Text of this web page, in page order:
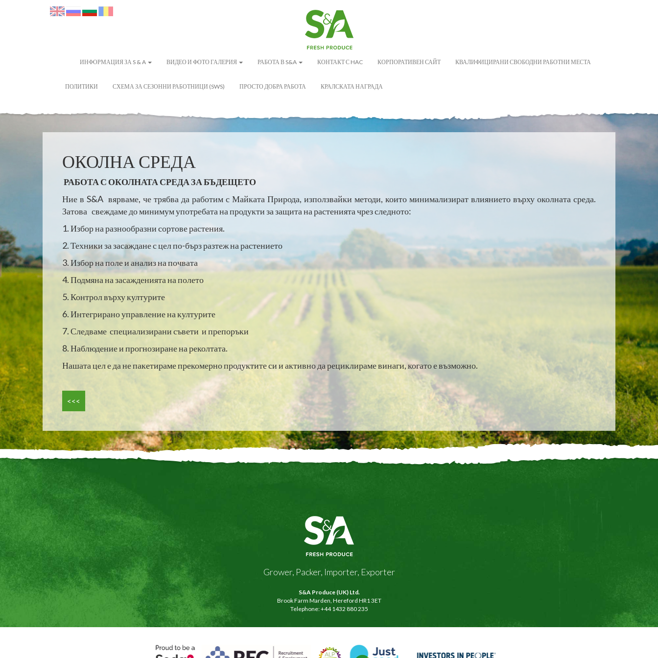
ИНФОРМАЦИЯ ЗА S & A ВИДЕО И ФОТО ГАЛЕРИЯ РАБОТА В S&A КОНТАКТ С HAC КОРПОРАТИВЕН САЙТ КВАЛИФИЦИРАНИ СВОБОДНИ РАБОТНИ МЕСТА
ПОЛИТИКИ СХЕМА ЗА СЕЗОННИ РАБОТНИЦИ (SWS) ПРОСТО ДОБРА РАБОТА КРАЛСКАТА НАГРАДА
ОКОЛНА СРЕДА
РАБОТА С ОКОЛНАТА СРЕДА ЗА БЪДЕЩЕТО
Ние в S&A вярваме, че трябва да работим с Майката Природа, използвайки методи, които минимализират влиянието върху околната среда.
Затова свеждаме до минимум употребата на продукти за защита на растенията чрез следното:
1. Избор на разнообразни сортове растения.
2. Техники за засаждане с цел по-бърз разтеж на растението
3. Избор на поле и анализ на почвата
4. Подмяна на засажденията на полето
5. Контрол върху културите
6. Интегрирано управление на културите
7. Следваме специализирани съвети и препоръки
8. Наблюдение и прогнозиране на реколтата.
Нашата цел е да не пакетираме прекомерно продуктите си и активно да рециклираме винаги, когато е възможно.
<<<
Grower, Packer, Importer, Exporter
S&A Produce (UK) Ltd.
Brook Farm Marden, Hereford HR1 3ET
Telephone: +44 1432 880 235